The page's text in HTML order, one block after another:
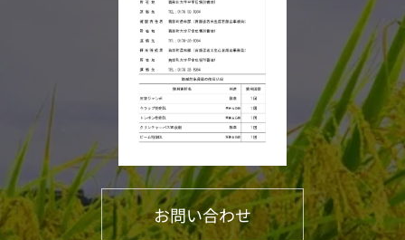
お問い合わせ